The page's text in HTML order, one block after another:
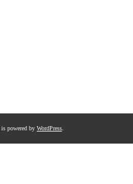
is powered by WordPress